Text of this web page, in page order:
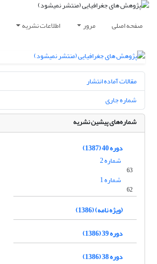
صفحه اصلی مرور اطلاعات نشریه
مقالات آماده انتشار
شماره جاری
شماره‌های پیشین نشریه
دوره 40 (1387)
شماره 2
63
شماره 1
62
(ویژه نامه) (1386)
دوره 39 (1386)
دوره 38 (1386)